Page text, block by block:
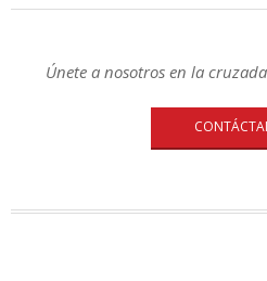
Únete a nosotros en la